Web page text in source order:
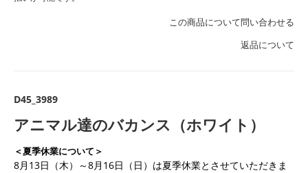
この商品について問い合わせる
返品について
D45_3989
アニマル達のバカンス（ホワイト）
＜夏季休業について＞
8月13日（木）～8月16日（日）は夏季休業とさせていただきま